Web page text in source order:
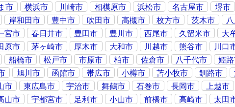
市 横浜市 川崎市 相模原市 浜松市 名古屋市 堺市
岸和田市 豊中市 吹田市 高槻市 枚方市 茨木市
宮市 春日井市 豊田市 豊川市 西尾市 久留米市 大
原市 茅ヶ崎市 厚木市 大和市 川越市 熊谷市 川口
船橋市 松戸市 市原市 柏市 佐倉市 八千代市 姫
旭川市 函館市 帯広市 小樽市 苫小牧市 釧路市
市 東広島市 宇治市 舞鶴市 石巻市 長岡市 上越市
山市 宇都宮市 足利市 小山市 前橋市 高崎市 太田